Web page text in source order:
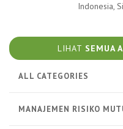
Indonesia,
LIHAT SEMUA
ALL CATEGORIES
MANAJEMEN RISIKO